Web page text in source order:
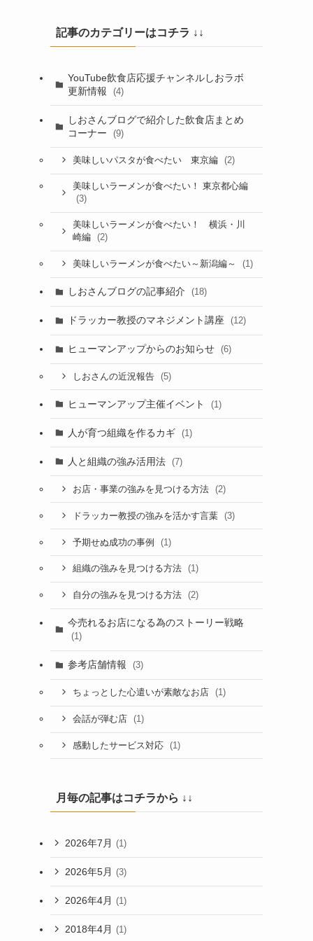
記事のカテゴリーはコチラ ↓↓
YouTube飲食店応援チャンネルしおラボ
更新情報
(4)
しおさんブログで紹介した飲食店まとめ
コーナー
(9)
美味しいパスタが食べたい 東京編 (2)
美味しいラーメンが食べたい！ 東京都心編
(3)
美味しいラーメンが食べたい！ 横浜・川
崎編
(2)
美味しいラーメンが食べたい～新潟編～ (1)
しおさんブログの記事紹介 (18)
ドラッカー教授のマネジメント講座 (12)
ヒューマンアップからのお知らせ (6)
しおさんの近況報告 (5)
ヒューマンアップ主催イベント (1)
人が育つ組織を作るカギ (1)
人と組織の強み活用法 (7)
お店・事業の強みを見つける方法 (2)
ドラッカー教授の強みを活かす言葉 (3)
予期せぬ成功の事例 (1)
組織の強みを見つける方法 (1)
自分の強みを見つける方法 (2)
今売れるお店になる為のストーリー戦略
(1)
参考店舗情報 (3)
ちょっとした心遣いが素敵なお店 (1)
会話が弾む店 (1)
感動したサービス対応 (1)
月毎の記事はコチラから ↓↓
2026年7月 (1)
2026年5月 (3)
2026年4月 (1)
2018年4月 (1)